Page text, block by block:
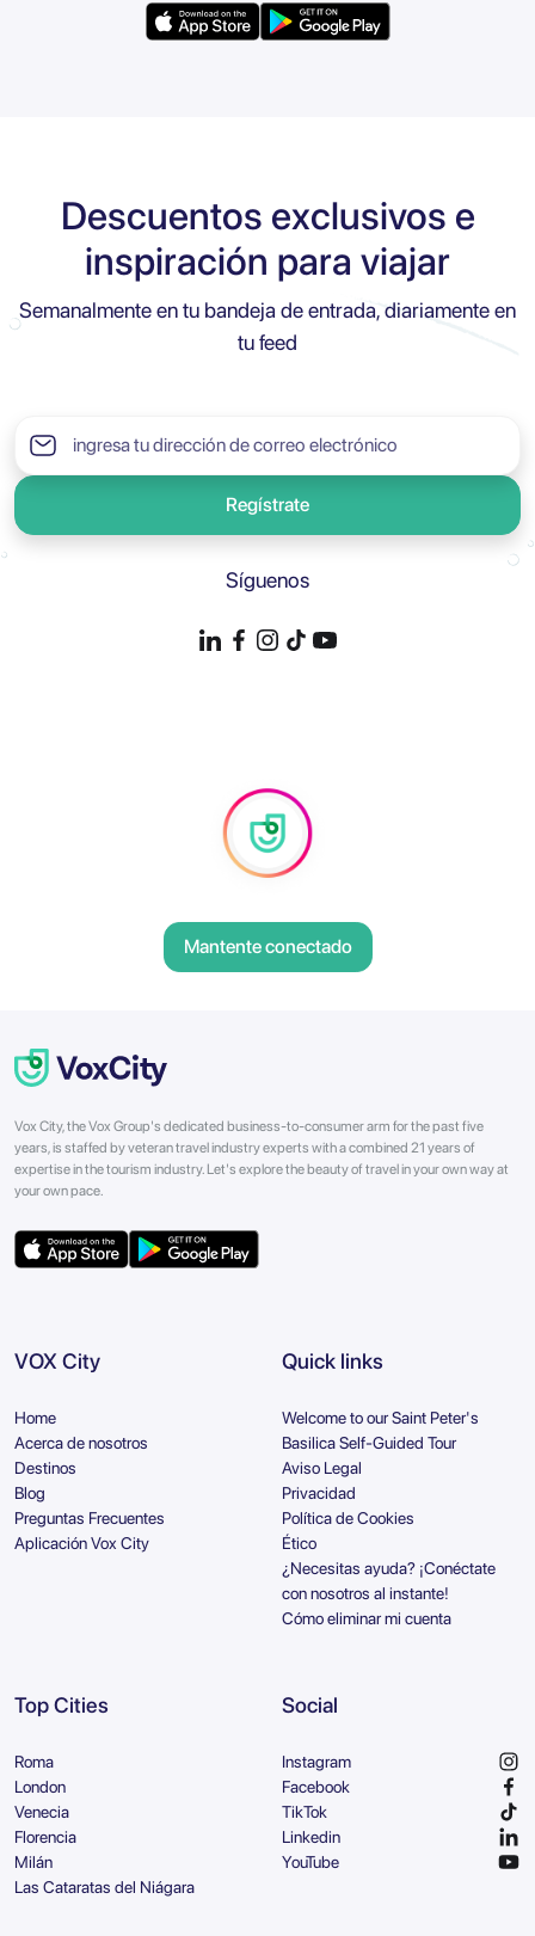
Descuentos exclusivos e
inspiración para viajar
Semanalmente en tu bandeja de entrada, diariamente en
tu feed
Regístrate
Síguenos
Mantente conectado
Vox City, the Vox Group's dedicated business-to-consumer arm for the past five
years, is staffed by veteran travel industry experts with a combined 21 years of
expertise in the tourism industry. Let's explore the beauty of travel in your own way at
your own pace.
VOX City
Home
Acerca de nosotros
Destinos
Blog
Preguntas Frecuentes
Aplicación Vox City
Quick links
Welcome to our Saint Peter's
Basilica Self-Guided Tour
Aviso Legal
Privacidad
Política de Cookies
Ético
¿Necesitas ayuda? ¡Conéctate
con nosotros al instante!
Cómo eliminar mi cuenta
Top Cities
Roma
London
Venecia
Florencia
Milán
Las Cataratas del Niágara
Social
Instagram
Facebook
TikTok
Linkedin
YouTube